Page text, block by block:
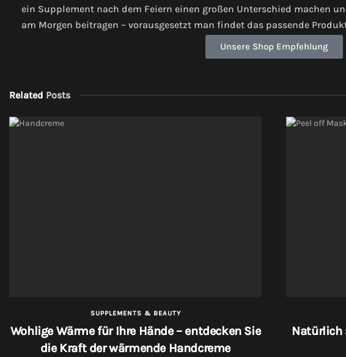
ein Supplement nach dem Feiern einen großen Unterschied machen
am Morgen beitragen – vorausgesetzt man findet das passende
Unsere Shop Empfehlung
Related Posts
SUPPLEMENTS & BEAUTY
Wohlige Wärme für Ihre Hände – entdecken Sie
die Kraft der wärmende Handcreme
Natürlich